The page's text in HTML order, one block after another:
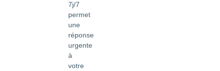
7j/7
permet
une
réponse
urgente
à
votre